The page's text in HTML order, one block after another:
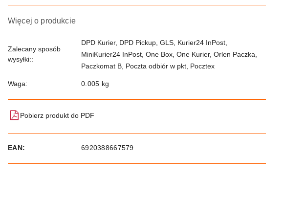
Więcej o produkcie
Zalecany sposób
wysyłki::
DPD Kurier, DPD Pickup, GLS, Kurier24 InPost,
MiniKurier24 InPost, One Box, One Kurier, Orlen Paczka,
Paczkomat B, Poczta odbiór w pkt, Pocztex
Waga: 0.005 kg
Pobierz produkt do PDF
EAN: 6920388667579